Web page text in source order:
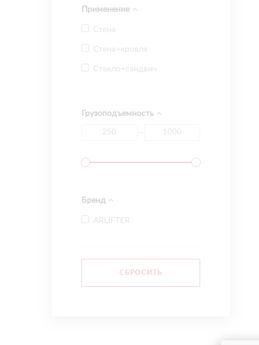
Применение
Стена
Стена+кровля
Стекло+сэндвич
Грузоподъемность
Бренд
ARLIFTER